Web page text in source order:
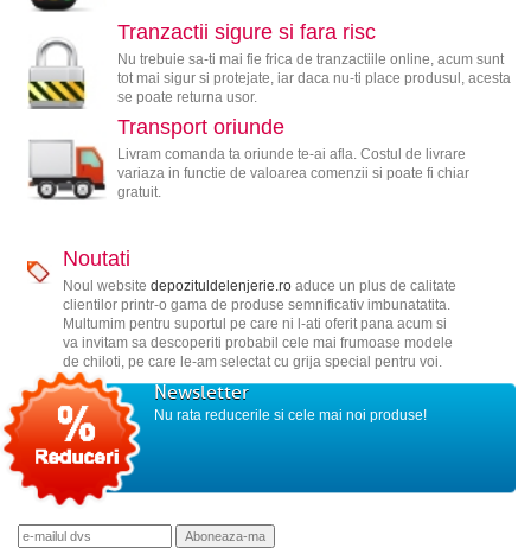
Tranzactii sigure si fara risc
Nu trebuie sa-ti mai fie frica de tranzactiile online, acum sunt
tot mai sigur si protejate, iar daca nu-ti place produsul, acesta
se poate returna usor.
Transport oriunde
Livram comanda ta oriunde te-ai afla. Costul de livrare
variaza in functie de valoarea comenzii si poate fi chiar
gratuit.
Noutati
Noul website depozituldelenjerie.roaduce un plus de calitate
clientilor printr-o gama de produse semnificativ imbunatatita.
Multumim pentru suportul pe care ni l-ati oferit pana acum si
va invitam sa descoperiti probabil cele mai frumoase modele
de chiloti, pe care le-am selectat cu grija special pentru voi.
Newsletter
Nu rata reducerile si cele mai noi produse!